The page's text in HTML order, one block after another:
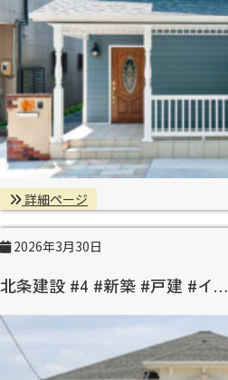
詳細ページ
2026年3月30日
北条建設 #4 #新築 #戸建 #イ…